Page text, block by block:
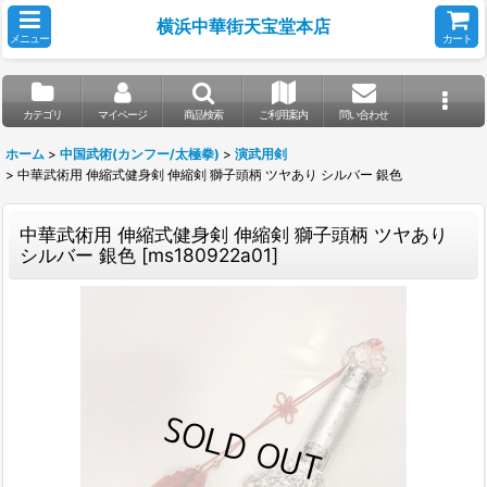
メニュー
横浜中華街天宝堂本店
カート
カテゴリ マイページ 商品検索 ご利用案内 問い合わせ
ホーム > 中国武術(カンフー/太極拳) > 演武用剣
> 中華武術用 伸縮式健身剣 伸縮剣 獅子頭柄 ツヤあり シルバー 銀色
中華武術用 伸縮式健身剣 伸縮剣 獅子頭柄 ツヤあり
シルバー 銀色 [ms180922a01]